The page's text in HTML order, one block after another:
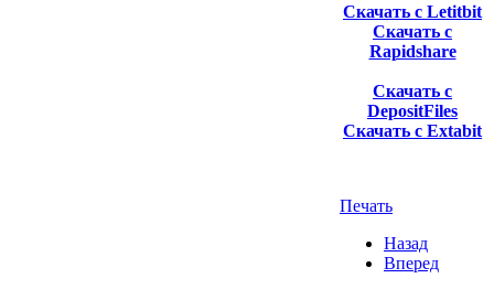
Скачать с Letitbit
Скачать с
Rapidshare
Скачать с
DepositFiles
Скачать с Extabit
Печать
Назад
Вперед